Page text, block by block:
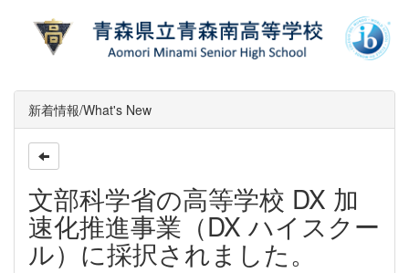
新着情報/What's New
文部科学省の高等学校 DX 加
速化推進事業（DX ハイスクー
ル）に採択されました。